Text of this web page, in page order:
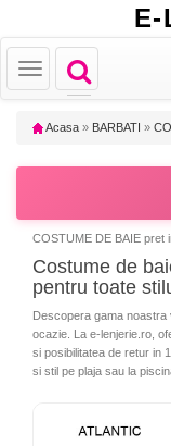
E-
Toggle
navigation
Toggle
navigation
Acasa » BARBATI »
COSTUME DE BAIE pret
Costume de
pentru toate
Descopera gama
ocazie. La e-lenjerie.ro,
si posibilitatea de retur in
si stil pe plaja sau la